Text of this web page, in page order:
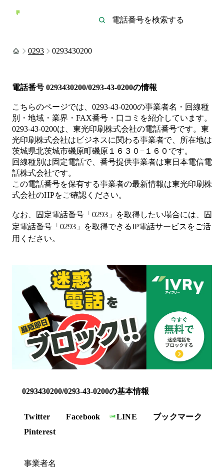
0293 0293430200
電話番号 0293430200/0293-43-0200の情報
こちらのページでは、 0293-43-0200の事業者名・回線種
別・地域・業界・FAX番号・口コミを紹介しています。
0293-43-0200は、 東光印刷株式会社の電話番号です。 東
光印刷株式会社は ビジネスに関わる事業者で、所在地は
茨城県北茨城市磯原町磯原１６３０−１６０ です。
回線種別は固定電話で、番号提供事業者は東日本電信電
話株式会社です。
この電話番号を保有する事業者の最新情報は東光印刷株
式会社のHPをご確認ください。
なお、固定電話番号「 0293 」を取得したい場合には、
固
定電話番号「 0293 」を取得できるIP電話サービス をご活
用ください。
0293430200/0293-43-0200の基本情報
Twitter Facebook LINE
ブックマーク
Pinterest
事業者名